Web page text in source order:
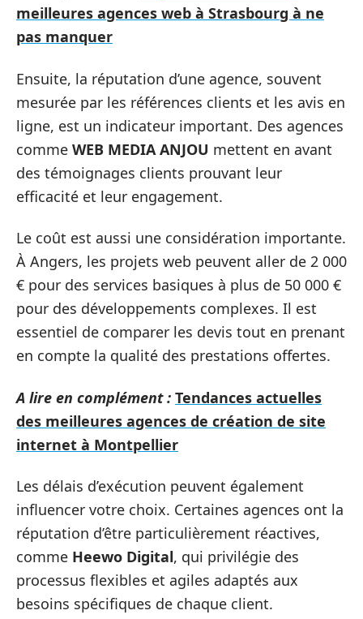
meilleures agences web à Strasbourg à ne
pas manquer
Ensuite, la réputation d’une agence, souvent
mesurée par les références clients et les avis en
ligne, est un indicateur important. Des agences
comme WEB MEDIA ANJOU mettent en avant
des témoignages clients prouvant leur
efficacité et leur engagement.
Le coût est aussi une considération importante.
À Angers, les projets web peuvent aller de 2 000
€ pour des services basiques à plus de 50 000 €
pour des développements complexes. Il est
essentiel de comparer les devis tout en prenant
en compte la qualité des prestations offertes.
A lire en complément : Tendances actuelles
des meilleures agences de création de site
internet à Montpellier
Les délais d’exécution peuvent également
influencer votre choix. Certaines agences ont la
réputation d’être particulièrement réactives,
comme Heewo Digital, qui privilégie des
processus flexibles et agiles adaptés aux
besoins spécifiques de chaque client.